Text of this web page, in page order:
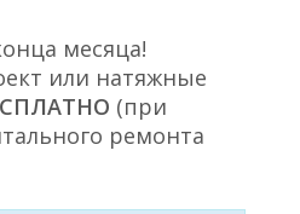
месяца!
или натяжные
(при
ремонта